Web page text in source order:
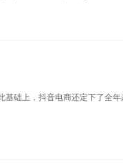
础上，抖音电商还定下了全